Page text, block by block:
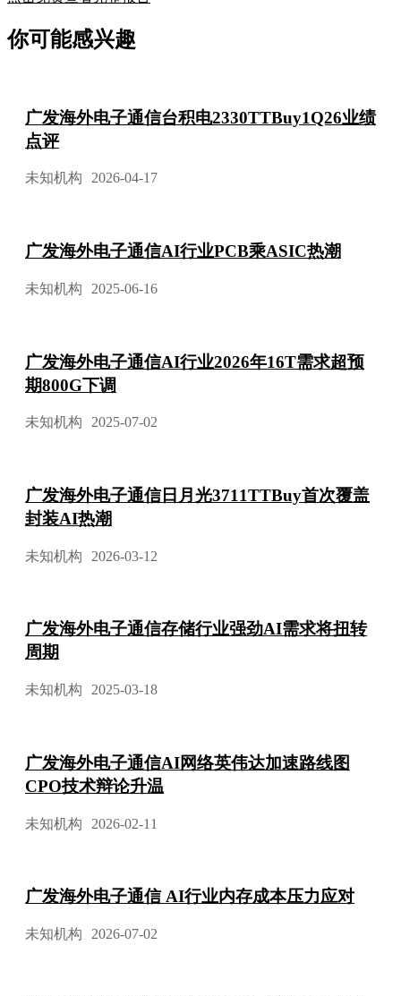
你可能感兴趣
广发海外电子通信台积电2330TTBuy1Q26业绩
点评
未知机构 2026-04-17
广发海外电子通信AI行业PCB乘ASIC热潮
未知机构 2025-06-16
广发海外电子通信AI行业2026年16T需求超预
期800G下调
未知机构 2025-07-02
广发海外电子通信日月光3711TTBuy首次覆盖
封装AI热潮
未知机构 2026-03-12
广发海外电子通信存储行业强劲AI需求将扭转
周期
未知机构 2025-03-18
广发海外电子通信AI网络英伟达加速路线图
CPO技术辩论升温
未知机构 2026-02-11
广发海外电子通信 AI行业内存成本压力应对
未知机构 2026-07-02